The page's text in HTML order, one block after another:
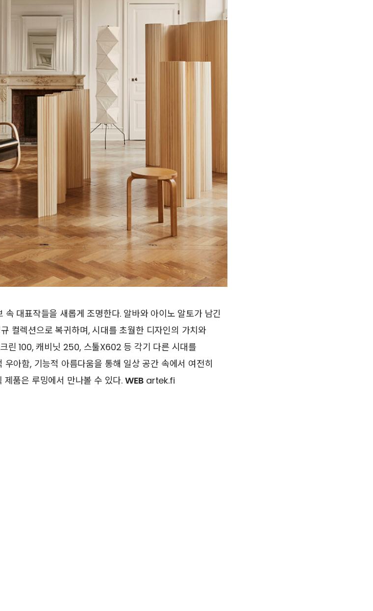
대표작들을 새롭게 조명한다. 알바와 아이노 알토가 남긴
컬렉션으로 복귀하며, 시대를 초월한 디자인의 가치와
린 100, 캐비닛 250, 스툴X602 등 각기 다른 시대를
아함, 기능적 아름다움을 통해 일상 공간 속에서 여전히
품은 루밍에서 만나볼 수 있다. WEB artek.fi